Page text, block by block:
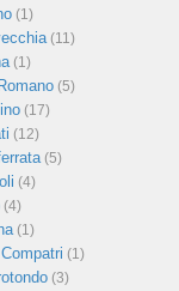
(1)
(11)
(1)
(5)
(17)
(12)
(5)
(4)
(4)
(1)
(1)
(3)